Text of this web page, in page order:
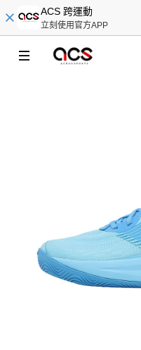
ACS 跨運動
立刻使用官方APP